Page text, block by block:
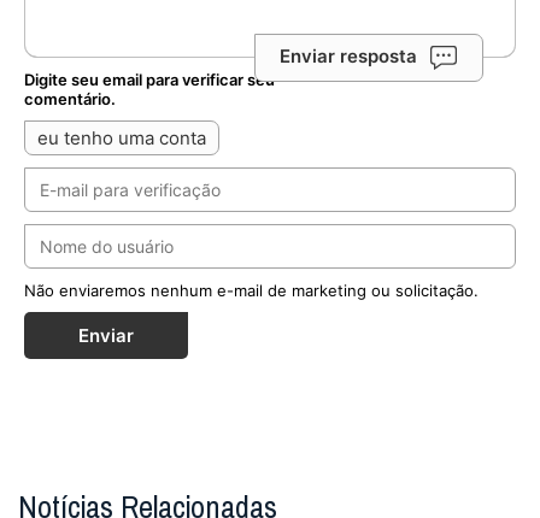
Enviar resposta
Digite seu email para verificar seu
comentário.
eu tenho uma conta
Não enviaremos nenhum e-mail de marketing ou solicitação.
Enviar